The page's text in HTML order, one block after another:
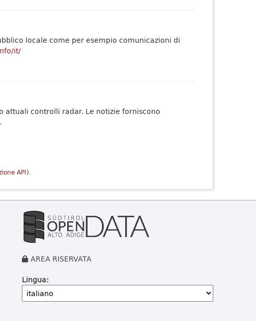
locale come per esempio comunicazioni di
it/
controlli radar. Le notizie forniscono
API).
AREA RISERVATA
Lingua